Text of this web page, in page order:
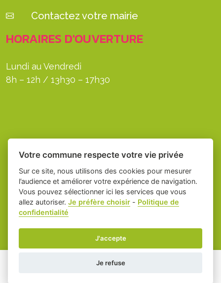
Contactez votre mairie
HORAIRES D'OUVERTURE
Lundi au Vendredi
8h – 12h / 13h30 – 17h30
Place du village la solution web et appli
des collectivités
-
Mentions légales-- Gestion des cookies
Votre commune respecte votre vie privée
Sur ce site, nous utilisons des cookies pour mesurer
l’audience et améliorer votre expérience de navigation.
Vous pouvez sélectionner ici les services que vous
allez autoriser.Je préfère choisir - Politique de
confidentialité
J'accepte
Je refuse